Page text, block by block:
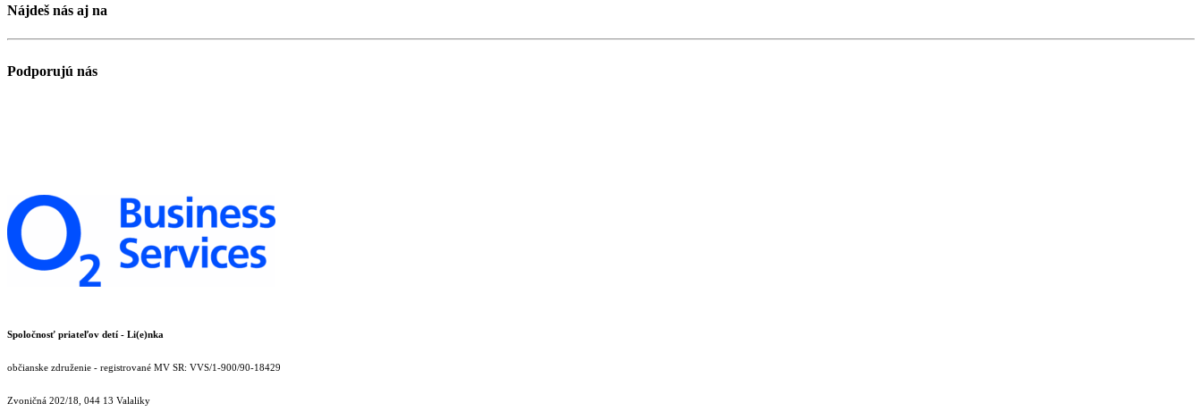
Nájdeš nás aj na
Podporujú nás
Spoločnosť priateľov detí - Li(e)nka
občianske združenie - registrované MV SR: VVS/1-900/90-18429
Zvoničná 202/18, 044 13 Valaliky